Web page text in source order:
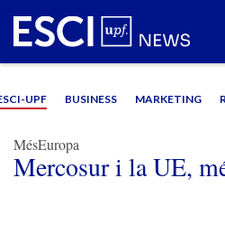
UPF BUSINESS MARKETING
MésEuropa
Mercosur i la UE,